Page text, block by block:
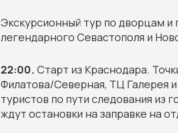
Экскурсионный тур по дворцам
легендарного Севастополя и
22:00. Старт из Краснодара.
Филатова/Северная, ТЦ Галерея
туристов по пути следования из
ждут остановки на заправке на